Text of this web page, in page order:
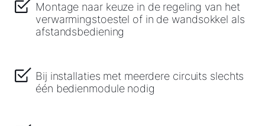
Montage naar keuze in de regeling van het
verwarmingstoestel of in de wandsokkel als
afstandsbediening
Bij installaties met meerdere circuits slechts
één bedienmodule nodig